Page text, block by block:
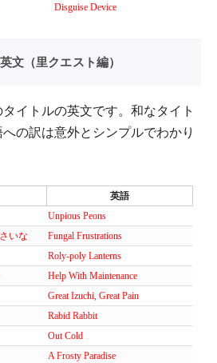
Disguise Device
文（里クエスト編）
イトルの英文です。和なタイト
の訳は意外とシンプルでわかり
英語
Unpious Peons
いな
Fungal Frustrations
Roly-poly Lanterns
Help With Maintenance
Great Izuchi, Great Pain
Rabid Rabbit
Out Cold
A Frosty Paradise